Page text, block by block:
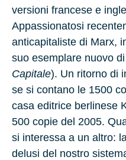
versioni francese e
Appassionatosi
anticapitaliste di Marx,
suo esemplare nuovo
Capitale). Un ritorno di
se si contano le 1500
casa editrice berlinese
500 copie del 2005.
si interessa a un altro:
delusi del nostro